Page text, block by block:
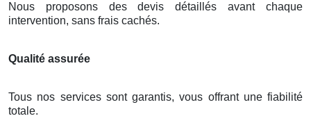
Nous proposons des devis détaillés avant chaque
intervention, sans frais cachés.
Qualité assurée
Tous nos services sont garantis, vous offrant une fiabilité
totale.